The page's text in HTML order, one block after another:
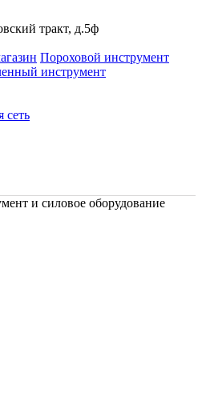
тракт, д.5ф
Пороховой инструмент
инструмент
сеть
и силовое оборудование